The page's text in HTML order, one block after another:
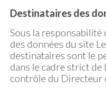
Destinataires des
Sous la
des données du site
destinataires sont le
dans le cadre strict
contrôle du Directeur